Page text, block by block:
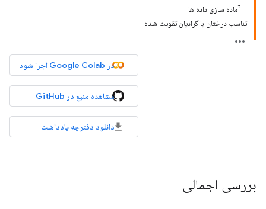
آماده سازی داده ها
تناسب درختان با گرادیان تقویت شده
در Google Colab اجرا شود
مشاهده منبع در GitHub
دانلود دفترچه یادداشت
بررسی اجمالی